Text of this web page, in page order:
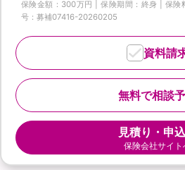
保険金額：300万円 | 保険期間：終身 | 保険
号：募補07416-20260205
無料で相談
資料請
見積り・申
保険会社サイト